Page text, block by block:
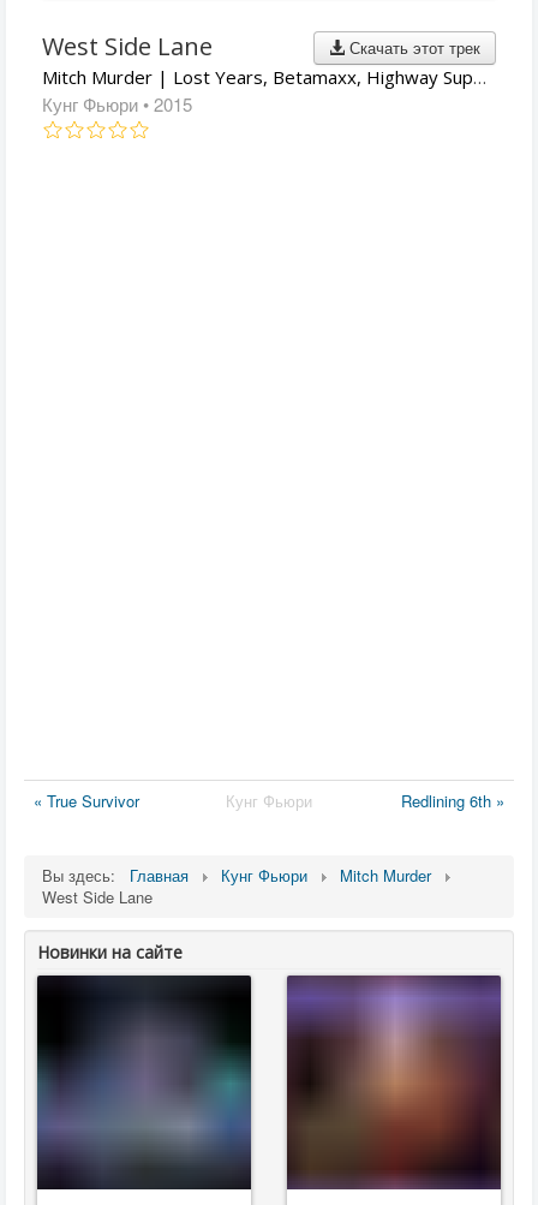
Скачать этот трек
West Side Lane
Mitch Murder | Lost Years, Betamaxx, Highway Superstar
Кунг Фьюри • 2015
« True Survivor Кунг Фьюри Redlining 6th »
Вы здесь: Главная Кунг Фьюри
Mitch Murder
West Side Lane
Новинки на сайте